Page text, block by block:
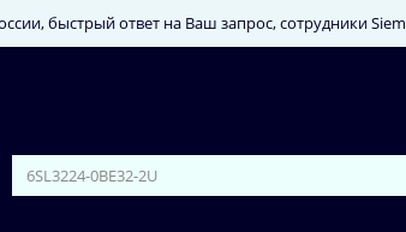
быстрый ответ на Ваш запрос, сотрудники